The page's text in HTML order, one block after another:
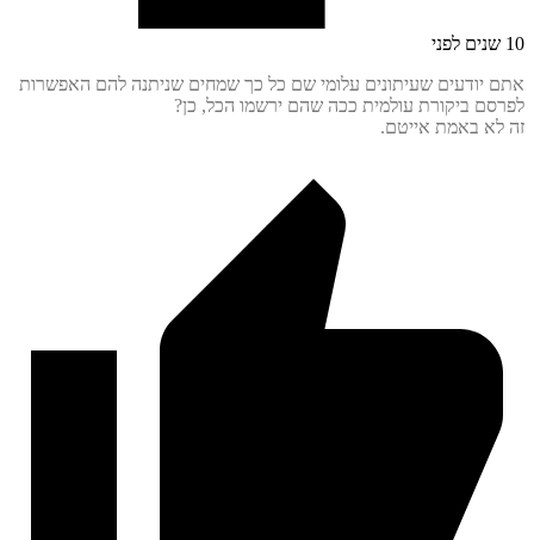
יודעים שעיתונים עלומי שם כל כך שמחים שניתנה להם האפשרות
ביקורת עולמית ככה שהם ירשמו הכל, כן?
באמת אייטם.